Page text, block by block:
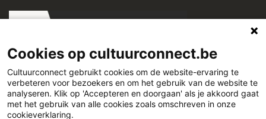
Cultuurconnect
Cookies op cultuurconnect.be
Cultuurconnect gebruikt cookies om de website-ervaring te
verbeteren voor bezoekers en om het gebruik van de website te
analyseren. Klik op 'Accepteren en doorgaan' als je akkoord gaat
met het gebruik van alle cookies zoals omschreven in onze
cookieverklaring.